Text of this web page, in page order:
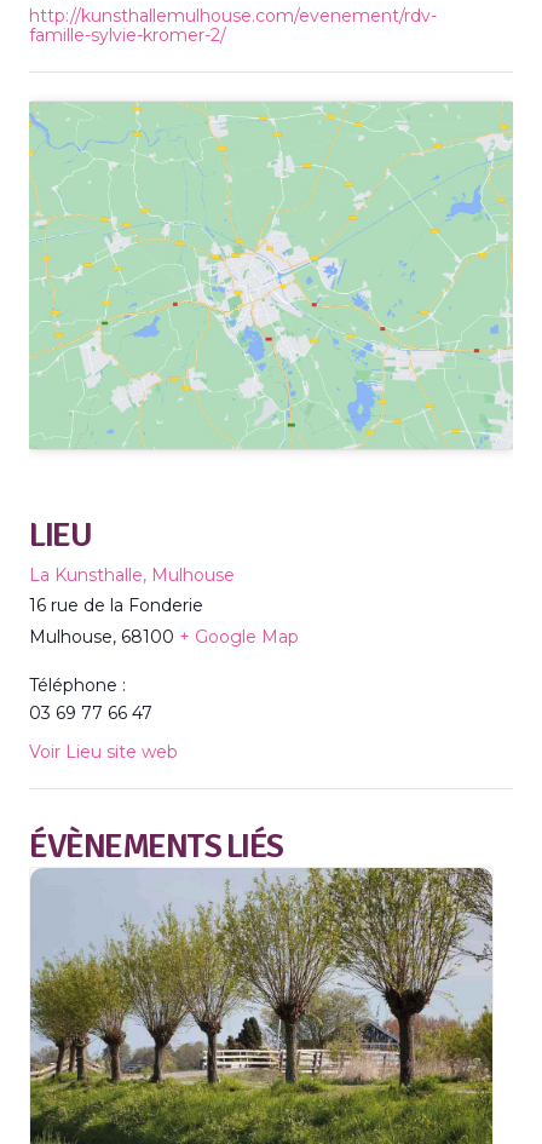
http://kunsthallemulhouse.com/evenement/rdv-
famille-sylvie-kromer-2/
LIEU
La Kunsthalle, Mulhouse
16 rue de la Fonderie
Mulhouse, 68100 + Google Map
Téléphone :
03 69 77 66 47
Voir Lieu site web
ÉVÈNEMENTS LIÉS